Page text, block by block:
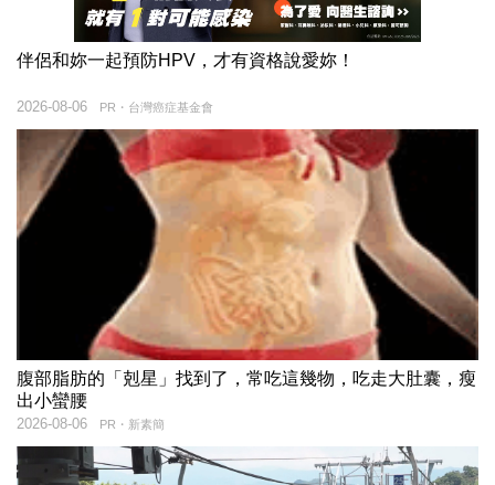
伴侶和妳一起預防HPV，才有資格說愛妳！
PR・台灣癌症基金會
2026-08-06
腹部脂肪的「剋星」找到了，常吃這幾物，吃走大肚囊，瘦
出小蠻腰
PR・新素簡
2026-08-06